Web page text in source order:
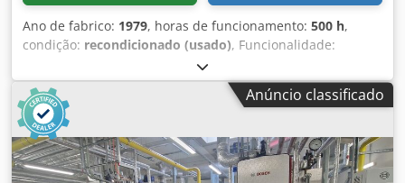
Ano de fabrico: 1979, horas de funcionamento: 500 h,
condição: recondicionado (usado), Funcionalidade:
, número da máquina/veículo:
Máquina de selagem quadrada Höller Bosch BMA estável e
robusta, capacidade de 10-40 sacos. Reforma completa em
2022, incluindo eletrónica totalmente nova e conversão
para servo. Inclui unidade dosadora de rosca. Dwodpoizag
Tsfx Am Tsa
Anúncio classificado